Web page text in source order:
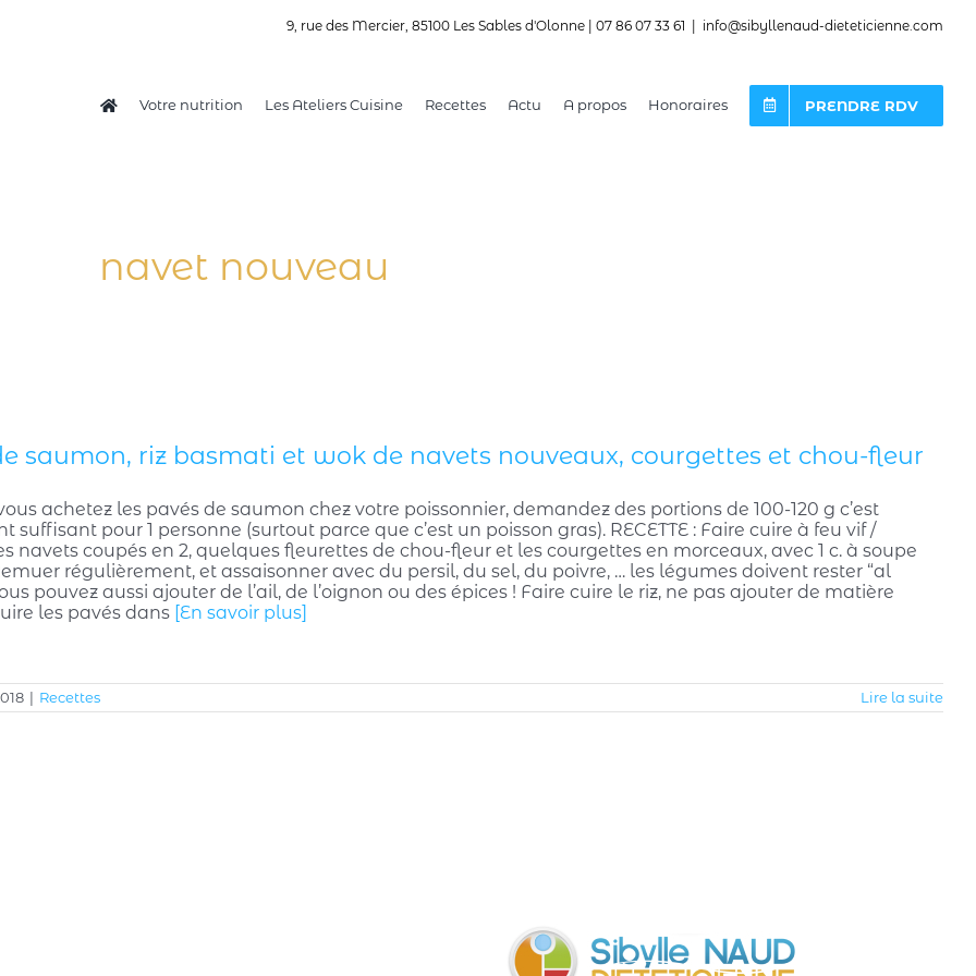
9, rue des Mercier, 85100 Les Sables d'Olonne | 07 86 07 33 61 info@sibyllenaud-dieteticienne.com
Votre nutrition Les Ateliers Cuisine Recettes Actu A propos Honoraires PRENDRE RDV
navet nouveau
saumon, riz basmati et wok de navets nouveaux, courgettes et chou-fleur
achetez les pavés de saumon chez votre poissonnier, demandez des portions de 100-120 g c’est
suffisant pour 1 personne (surtout parce que c’est un poisson gras). RECETTE : Faire cuire à feu vif /
navets coupés en 2, quelques fleurettes de chou-fleur et les courgettes en morceaux, avec 1 c. à soupe
régulièrement, et assaisonner avec du persil, du sel, du poivre, … les légumes doivent rester “al
pouvez aussi ajouter de l’ail, de l’oignon ou des épices ! Faire cuire le riz, ne pas ajouter de matière
les pavés dans [En savoir plus]
| Recettes Lire la suite